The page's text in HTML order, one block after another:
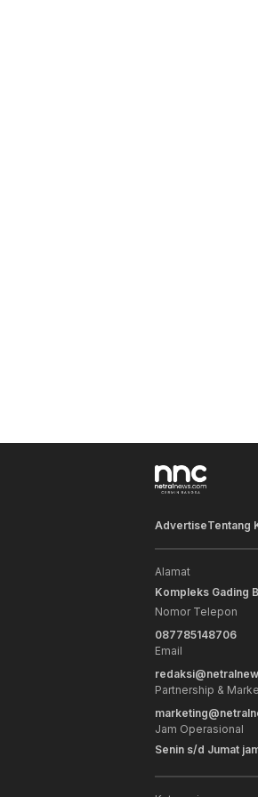
AdvertiseTentang
Alamat
Kompleks Gading
Nomor Telepon
087785148706
Email
Partnership &
Jam Operasional
Senin s/d Jumat